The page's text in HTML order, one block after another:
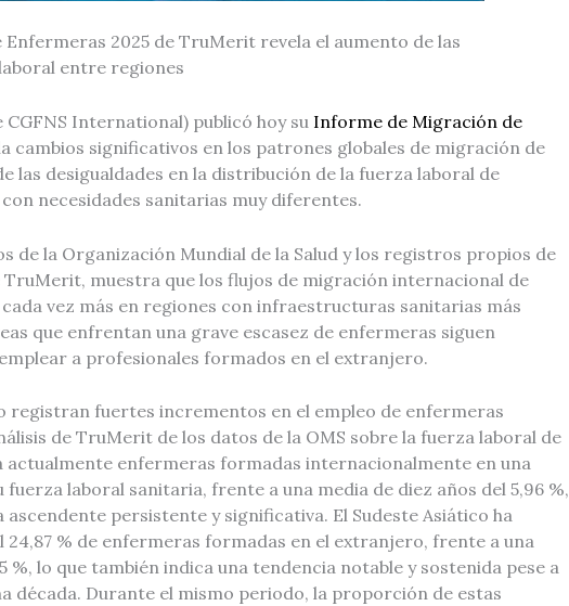
2025 de TruMerit revela el aumento de las
entre regiones
International) publicó hoy su Informe de Migración de
cambios significativos en los patrones globales de migración de
las desigualdades en la distribución de la fuerza laboral de
necesidades sanitarias muy diferentes.
de la Organización Mundial de la Salud y los registros propios de
muestra que los flujos de migración internacional de
vez más en regiones con infraestructuras sanitarias más
que enfrentan una grave escasez de enfermeras siguen
a profesionales formados en el extranjero.
registran fuertes incrementos en el empleo de enfermeras
de TruMerit de los datos de la OMS sobre la fuerza laboral de
actualmente enfermeras formadas internacionalmente en una
fuerza laboral sanitaria, frente a una media de diez años del 5,96 %,
persistente y significativa. El Sudeste Asiático ha
24,87 % de enfermeras formadas en el extranjero, frente a una
%, lo que también indica una tendencia notable y sostenida pese a
década. Durante el mismo periodo, la proporción de estas